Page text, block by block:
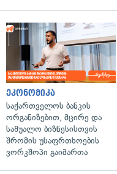
ეკონომიკა
საქართველოს ბანკის
ორგანიზებით, მცირე და
საშუალო ბიზნესისთვის
შრომის უსაფრთხოების
ვორკშოპი გაიმართა